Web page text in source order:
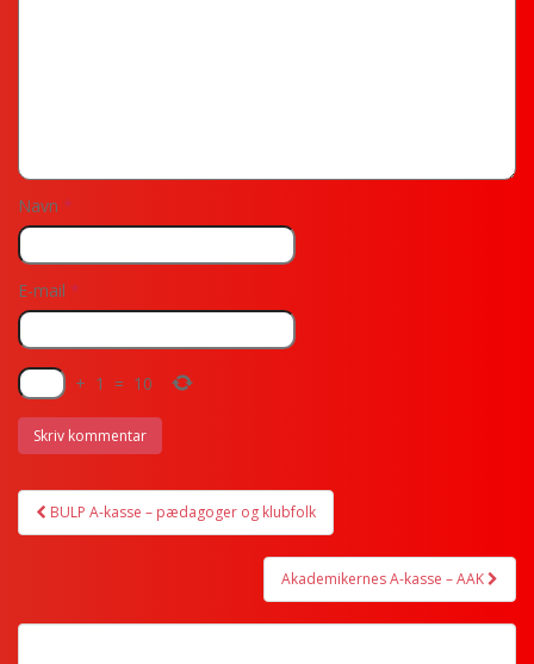
Navn *
E-mail *
+ 1 = 10
Post navigation
BULP A-kasse – pædagoger og klubfolk
Akademikernes A-kasse – AAK